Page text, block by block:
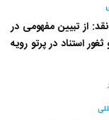
از تبیین مفهومی در
استناد در پرتو رویه